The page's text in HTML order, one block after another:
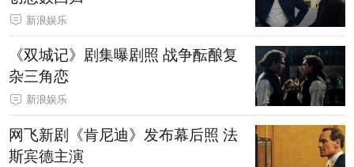
新浪娱乐
《双城记》剧集曝剧照 战争酝酿复
杂三角恋
新浪娱乐
网飞新剧《肯尼迪》发布幕后照 法
斯宾德主演